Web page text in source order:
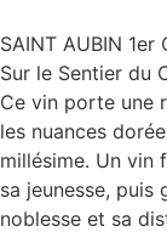
SAINT AUBIN 1er
Sur le Sentier du
Ce vin porte une
les nuances
millésime. Un vin
sa jeunesse, puis
noblesse et sa